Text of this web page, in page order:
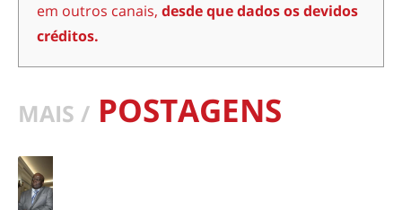
em outros canais, desde que dados os devidos
créditos.
MAIS / POSTAGENS